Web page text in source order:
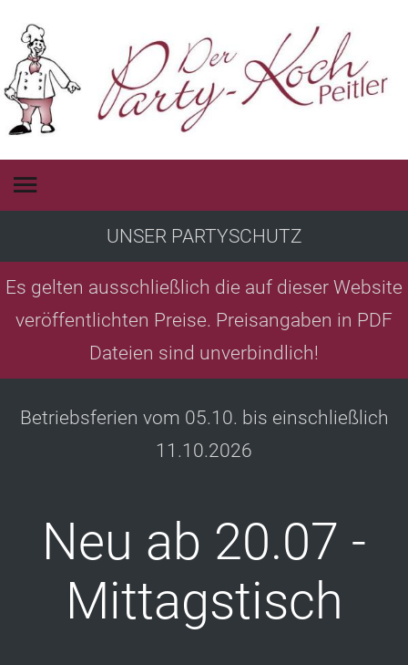
UNSER PARTYSCHUTZ
Es gelten ausschließlich die auf dieser Website
veröffentlichten Preise. Preisangaben in PDF
Dateien sind unverbindlich!
Betriebsferien vom 05.10. bis einschließlich
11.10.2026
Neu ab 20.07 -
Mittagstisch